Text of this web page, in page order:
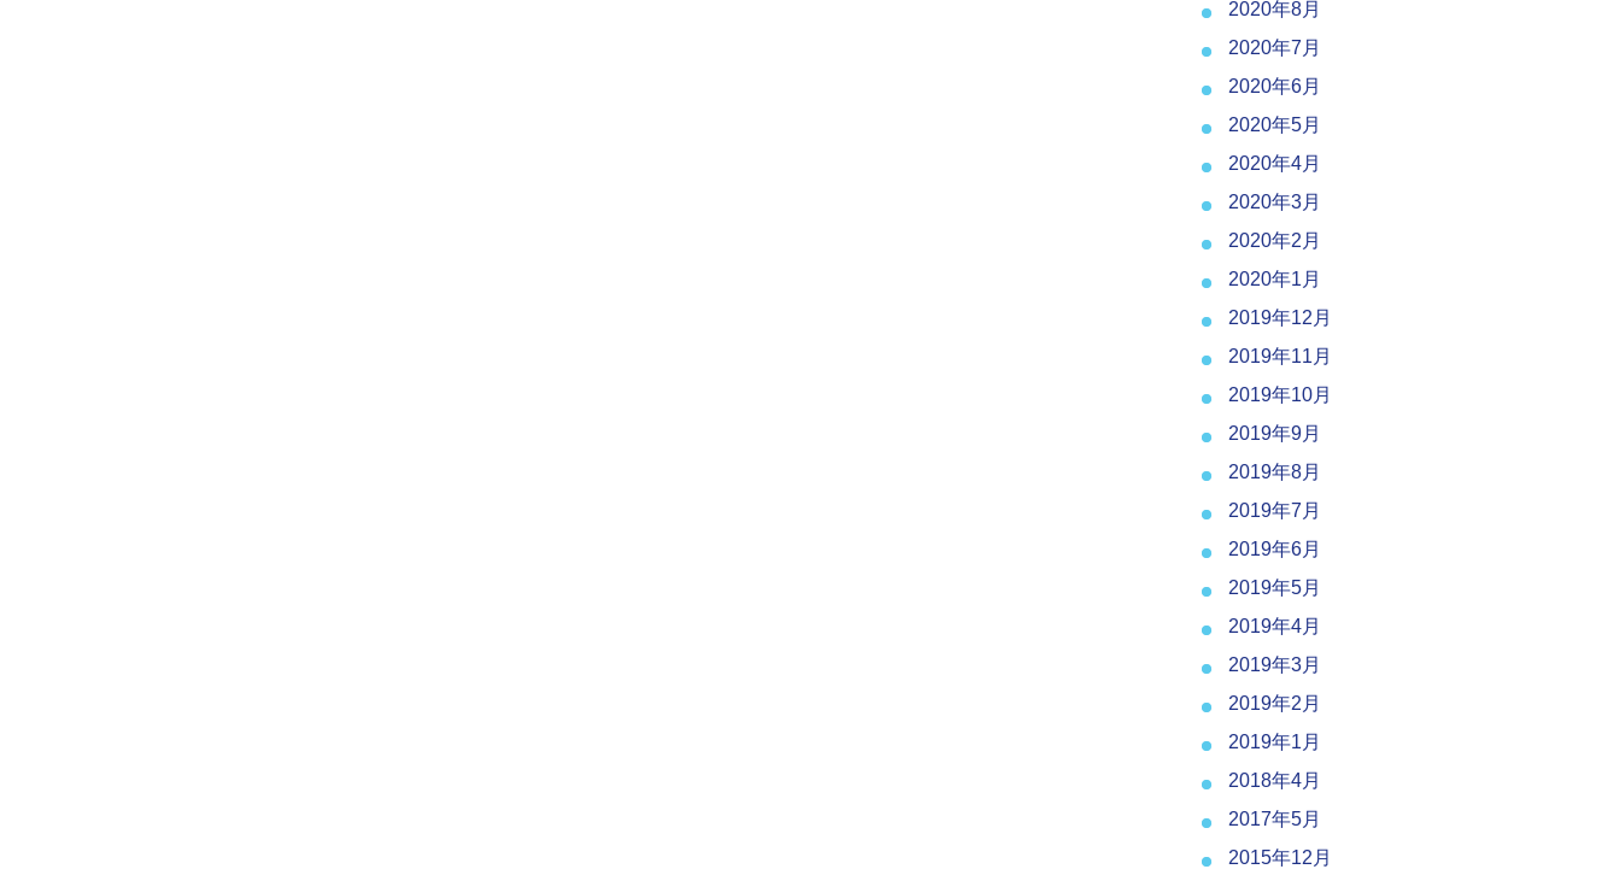
2020年8月
2020年7月
2020年6月
2020年5月
2020年4月
2020年3月
2020年2月
2020年1月
2019年12月
2019年11月
2019年10月
2019年9月
2019年8月
2019年7月
2019年6月
2019年5月
2019年4月
2019年3月
2019年2月
2019年1月
2018年4月
2017年5月
2015年12月